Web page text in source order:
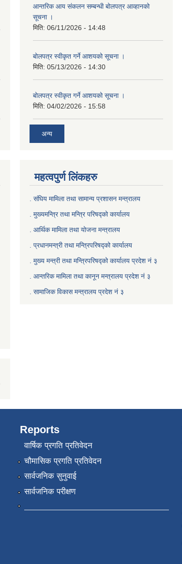
आन्तरिक आय संकलन सम्बन्धी बोलपत्र आव्हानको
सूचना ।
मिति: 06/11/2026 - 14:48
बोलपत्र स्वीकृत गर्ने आशयको सूचना ।
मिति: 05/13/2026 - 14:30
बोलपत्र स्वीकृत गर्ने आशयको सूचना ।
मिति: 04/02/2026 - 15:58
अन्य
महत्वपुर्ण लिंकहरु
. संघिय मामिला तथा सामान्य प्रशासन मन्त्रालय
. मुख्यमन्त्रि तथा मन्त्रि परिषद्को कार्यालय
. आर्थिक मामिला तथा योजना मन्त्रालय
. प्रधानमन्त्री तथा मन्त्रिपरिषद्को कार्यालय
मुख्य मन्त्री तथा मन्त्रिपरिषद्को कार्यालय प्रदेश नं ३
आन्तरिक मामिला तथा कानून मन्त्रालय प्रदेश नं ३
सामाजिक विकास मन्त्रालय प्रदेश नं ३
Reports
वार्षिक प्रगति प्रतिवेदन
चौमासिक प्रगति प्रतिवेदन
सार्वजनिक सुनुवाई
सार्वजनिक परीक्षण